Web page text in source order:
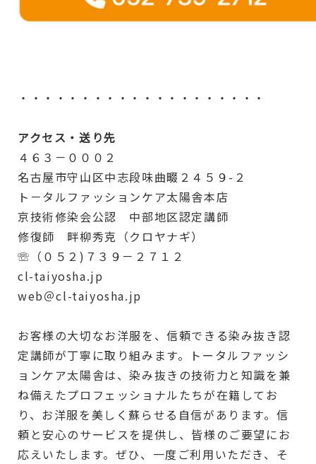
・・・・・・・・・・・・・・・・・・・・
アクセス・送り先
４６３－０００２
名古屋市守山区中志段味曲畷２４５９-２
ト－タルファッションケア太陽舎本店
京技術修染会公認 中部地区認定講師
修復師 畔柳秀克（クロヤナギ）
☏（０５２)７３９－２７１２
cl-taiyosha.jp
web＠cl-taiyosha.jp
お客様の大切なお洋服を、信頼できる染み抜き認
定講師が丁寧に取り組みます。トータルファッシ
ョンケア太陽舎は、染み抜きの技術力と知識を兼
ね備えたプロフェッショナルたちが在籍してお
り、お洋服を美しく蘇らせる自信があります。信
頼と安心のサービスを提供し、皆様のご要望にお
応えいたします。ぜひ、一度ご利用いただき、そ